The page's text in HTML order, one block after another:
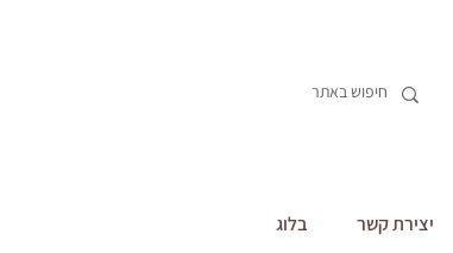
יצירת קשר בלוג